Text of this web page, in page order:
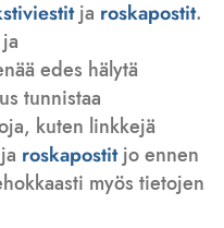
ja roskapostit.
edes hälytä
tunnistaa
kuten linkkejä
roskapostitjo ennen
myös tietojen